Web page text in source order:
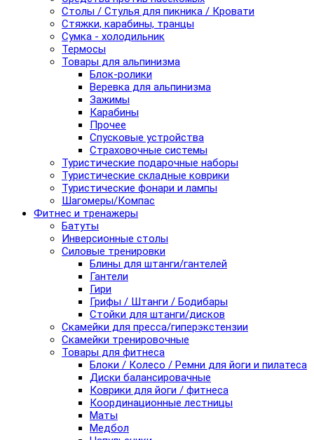
Столы / Стулья для пикника / Кровати
Стяжки, карабины, транцы
Сумка - холодильник
Термосы
Товары для альпинизма
Блок-ролики
Веревка для альпинизма
Зажимы
Карабины
Прочее
Спусковые устройства
Страховочные системы
Туристические подарочные наборы
Туристические складные коврики
Туристические фонари и лампы
Шагомеры/Компас
Фитнес и тренажеры
Батуты
Инверсионные столы
Силовые тренировки
Блины для штанги/гантелей
Гантели
Гири
Грифы / Штанги / Бодибары
Стойки для штанги/дисков
Скамейки для пресса/гиперэкстензии
Скамейки тренировочные
Товары для фитнеса
Блоки / Колесо / Ремни для йоги и пилатеса
Диски балансировачные
Коврики для йоги / фитнеса
Координационные лестницы
Маты
Медбол